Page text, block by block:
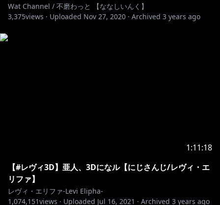
Wat Channel / 不磨わっと 【ななしいんく】
3,375views · Uploaded Nov 27, 2020 · Archived 3 years ago
1:11:18
【#レヴィ3D】亜人、3Dになル【にじさんじ/レヴィ・エ
リファ】
レヴィ・エリファ-Levi Elipha-
1,074,151views · Uploaded Jul 16, 2021 · Archived 3 years ago